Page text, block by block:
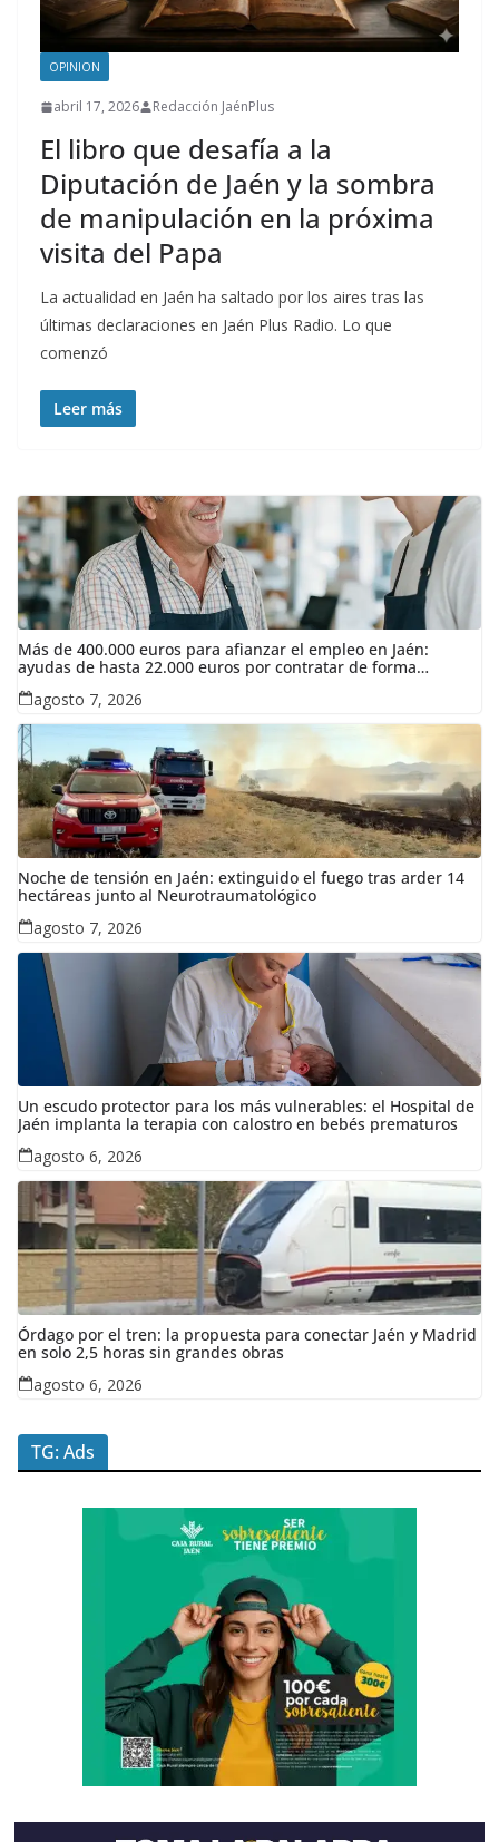
OPINION
abril 17, 2026 Redacción JaénPlus
El libro que desafía a la
Diputación de Jaén y la sombra
de manipulación en la próxima
visita del Papa
La actualidad en Jaén ha saltado por los aires tras las
últimas declaraciones en Jaén Plus Radio. Lo que
comenzó
Leer más
Más de 400.000 euros para afianzar el empleo en Jaén:
ayudas de hasta 22.000 euros por contratar de forma
indefinida
agosto 7, 2026
Noche de tensión en Jaén: extinguido el fuego tras arder 14
hectáreas junto al Neurotraumatológico
agosto 7, 2026
Un escudo protector para los más vulnerables: el Hospital de
Jaén implanta la terapia con calostro en bebés prematuros
agosto 6, 2026
Órdago por el tren: la propuesta para conectar Jaén y Madrid
en solo 2,5 horas sin grandes obras
agosto 6, 2026
TG: Ads